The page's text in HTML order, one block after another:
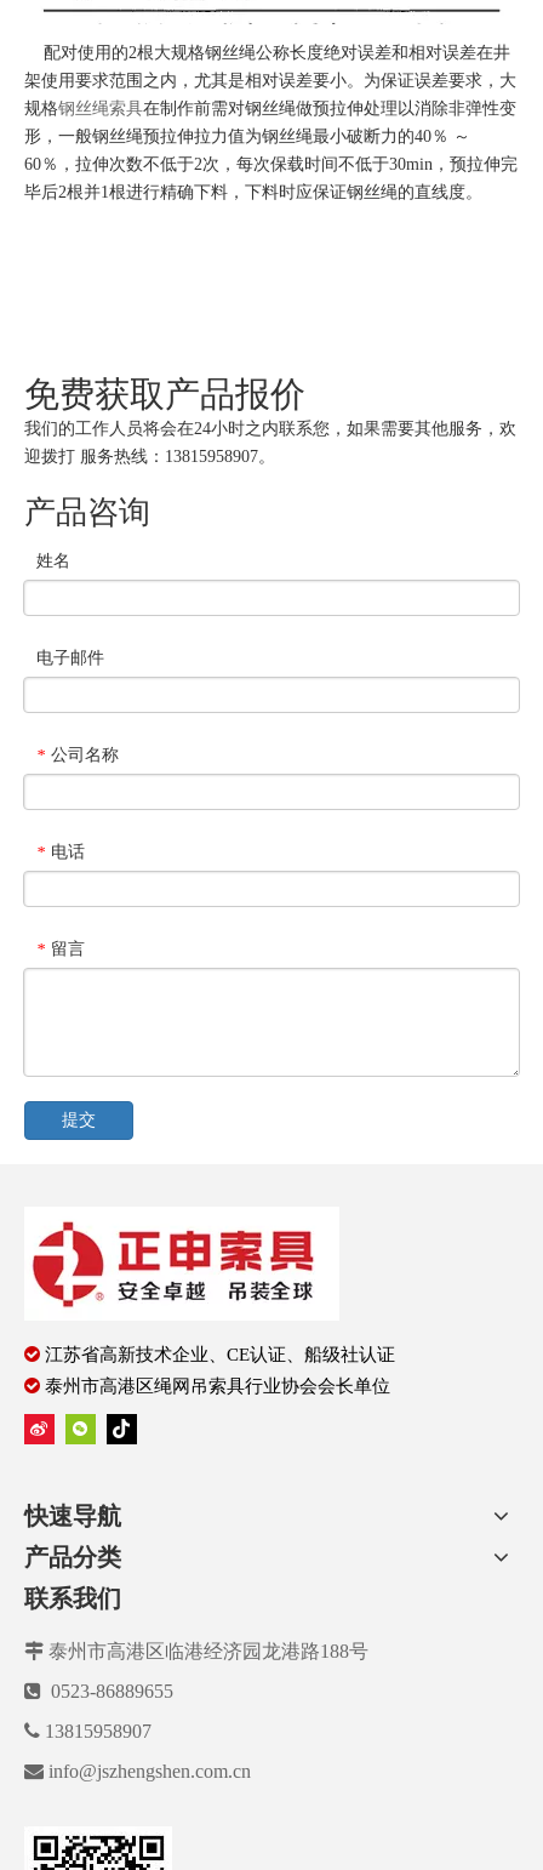
配对使用的2根大规格钢丝绳公称长度绝对误差和相对误差在井
架使用要求范围之内，尤其是相对误差要小。为保证误差要求，大
规格钢丝绳索具在制作前需对钢丝绳做预拉伸处理以消除非弹性变
形，一般钢丝绳预拉伸拉力值为钢丝绳最小破断力的40％ ～
60％，拉伸次数不低于2次，每次保载时间不低于30min，预拉伸完
毕后2根并1根进行精确下料，下料时应保证钢丝绳的直线度。
免费获取产品报价
我们的工作人员将会在24小时之内联系您，如果需要其他服务，欢
迎拨打 服务热线：13815958907。
产品咨询
姓名
电子邮件
* 公司名称
* 电话
* 留言
提交
 江苏省高新技术企业、CE认证、船级社认证
 泰州市高港区绳网吊索具行业协会会长单位
快速导航
产品分类
联系我们
 泰州市高港区临港经济园龙港路188号
 0523-86889655
 13815958907
 info@jszhengshen.com.cn